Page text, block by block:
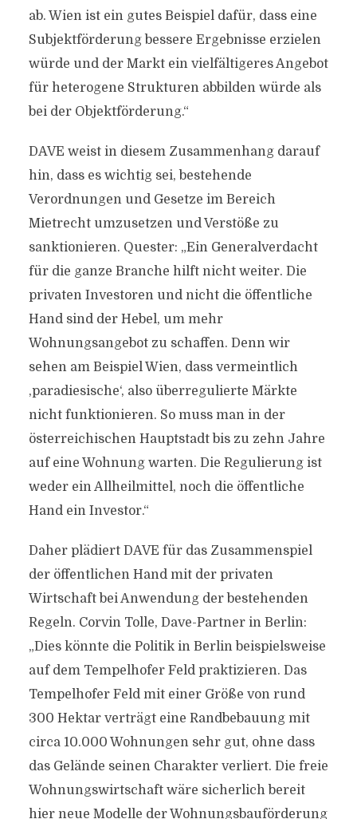
ab. Wien ist ein gutes Beispiel dafür, dass eine
Subjektförderung bessere Ergebnisse erzielen
würde und der Markt ein vielfältigeres Angebot
für heterogene Strukturen abbilden würde als
bei der Objektförderung.“
DAVE weist in diesem Zusammenhang darauf
hin, dass es wichtig sei, bestehende
Verordnungen und Gesetze im Bereich
Mietrecht umzusetzen und Verstöße zu
sanktionieren. Quester: „Ein Generalverdacht
für die ganze Branche hilft nicht weiter. Die
privaten Investoren und nicht die öffentliche
Hand sind der Hebel, um mehr
Wohnungsangebot zu schaffen. Denn wir
sehen am Beispiel Wien, dass vermeintlich
,paradiesische‘, also überregulierte Märkte
nicht funktionieren. So muss man in der
österreichischen Hauptstadt bis zu zehn Jahre
auf eine Wohnung warten. Die Regulierung ist
weder ein Allheilmittel, noch die öffentliche
Hand ein Investor.“
Daher plädiert DAVE für das Zusammenspiel
der öffentlichen Hand mit der privaten
Wirtschaft bei Anwendung der bestehenden
Regeln. Corvin Tolle, Dave-Partner in Berlin:
„Dies könnte die Politik in Berlin beispielsweise
auf dem Tempelhofer Feld praktizieren. Das
Tempelhofer Feld mit einer Größe von rund
300 Hektar verträgt eine Randbebauung mit
circa 10.000 Wohnungen sehr gut, ohne dass
das Gelände seinen Charakter verliert. Die freie
Wohnungswirtschaft wäre sicherlich bereit
hier neue Modelle der Wohnungsbauförderung